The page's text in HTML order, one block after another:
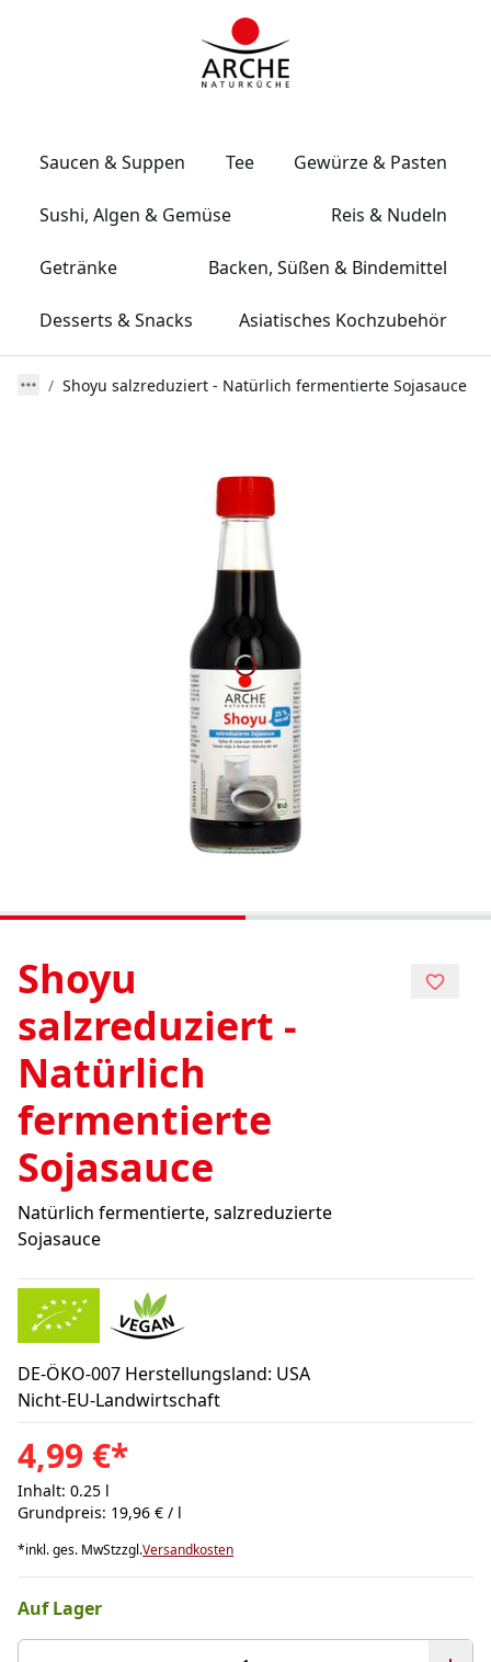
Saucen & Suppen Tee Gewürze & Pasten
Sushi, Algen & Gemüse Reis & Nudeln
Getränke Backen, Süßen & Bindemittel
Desserts & Snacks Asiatisches Kochzubehör
Shoyu salzreduziert - Natürlich fermentierte Sojasauce
Shoyu
salzreduziert -
Natürlich
fermentierte
Sojasauce
Natürlich fermentierte, salzreduzierte
Sojasauce
DE-ÖKO-007 Herstellungsland: USA
Nicht-EU-Landwirtschaft
4,99 €*
Inhalt: 0.25 l
Grundpreis: 19,96 € / l
*inkl. ges. MwStzzgl.Versandkosten
Auf Lager